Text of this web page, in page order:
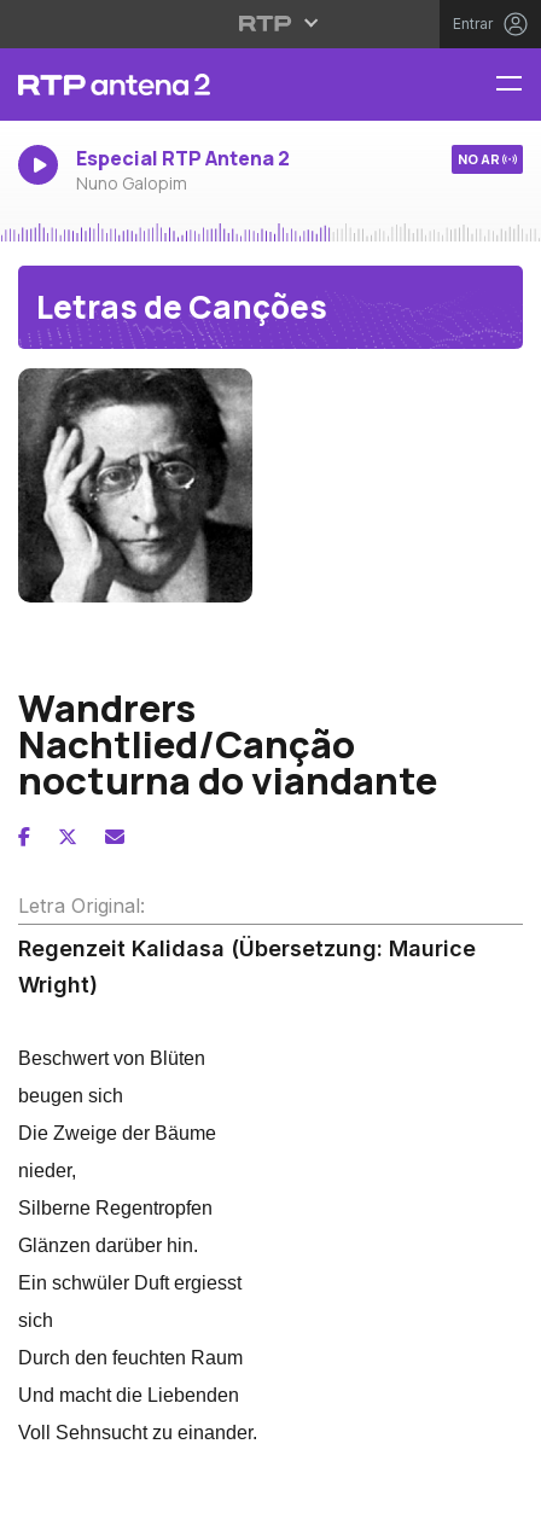
Entrar
Especial RTP Antena 2
Nuno Galopim
NO AR
Letras de Canções
Wandrers
Nachtlied/Canção
nocturna do viandante
Letra Original:
Regenzeit Kalidasa (Übersetzung: Maurice
Wright)
Beschwert von Blüten
beugen sich
Die Zweige der Bäume
nieder,
Silberne Regentropfen
Glänzen darüber hin.
Ein schwüler Duft ergiesst
sich
Durch den feuchten Raum
Und macht die Liebenden
Voll Sehnsucht zu einander.